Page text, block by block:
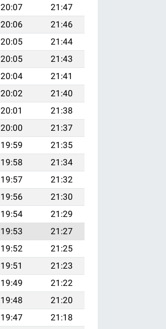
20:07
21:47
20:06
21:46
20:05
21:44
20:05
21:43
20:04
21:41
20:02
21:40
20:01
21:38
20:00
21:37
19:59
21:35
19:58
21:34
19:57
21:32
19:56
21:30
19:54
21:29
19:53
21:27
19:52
21:25
19:51
21:23
19:49
21:22
19:48
21:20
19:47
21:18